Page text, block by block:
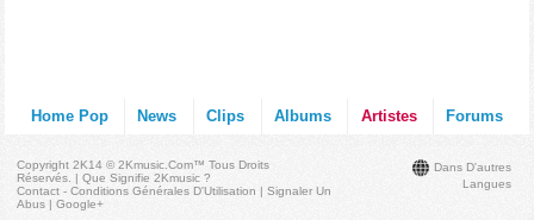
Home Pop News Clips Albums Artistes Forums
Dans D'autres
Langues
Copyright 2K14 © 2Kmusic.com™Tous Droits
Réservés . |Que Signifie 2Kmusic ?
Contact - Conditions Générales D'Utilisation |Signaler Un
Abus |Google+